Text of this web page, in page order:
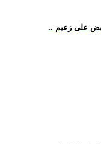
على زعيم